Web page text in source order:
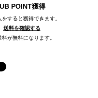
POINT獲得
をすると獲得できます。
送料を確認する
が無料になります。